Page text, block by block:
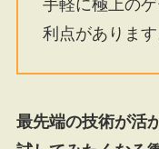
手軽に極上の
利点があります
最先端の技術が活